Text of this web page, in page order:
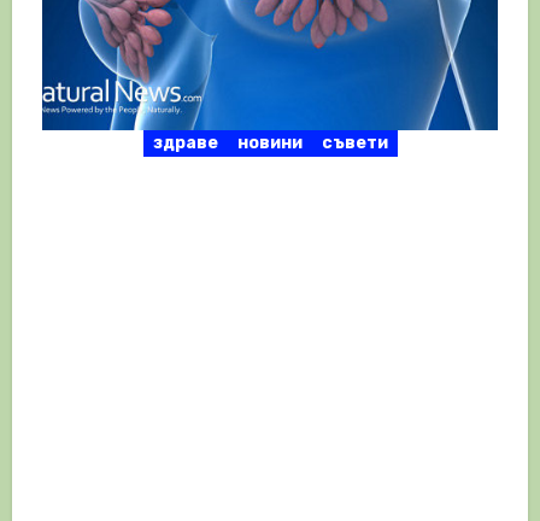
здраве новини съвети